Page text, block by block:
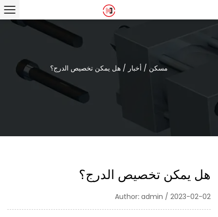
مسكن / أخبار / هل يمكن تخصيص الدرج؟
هل يمكن تخصيص الدرج؟
Author: admin / 2023-02-02